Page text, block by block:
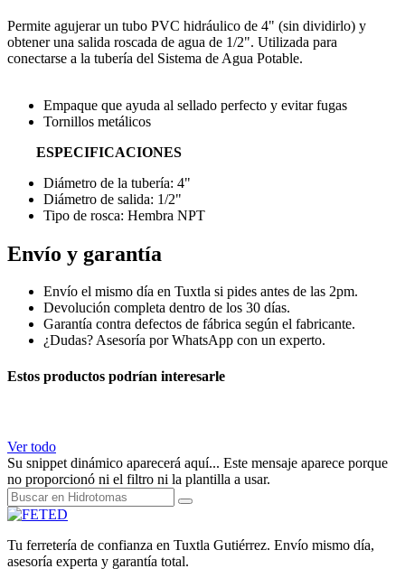
Permite agujerar un tubo PVC hidráulico de 4" (sin dividirlo) y
obtener una salida roscada de agua de 1/2". Utilizada para
conectarse a la tubería del Sistema de Agua Potable.
Empaque que ayuda al sellado perfecto y evitar fugas
Tornillos metálicos
ESPECIFICACIONES
Diámetro de la tubería: 4"
Diámetro de salida: 1/2"
Tipo de rosca: Hembra NPT
Envío y garantía
Envío el mismo día en Tuxtla si pides antes de las 2pm.
Devolución completa dentro de los 30 días.
Garantía contra defectos de fábrica según el fabricante.
¿Dudas? Asesoría por WhatsApp con un experto.
Estos productos podrían interesarle
Ver todo
Su snippet dinámico aparecerá aquí... Este mensaje aparece porque
no proporcionó ni el filtro ni la plantilla a usar.
Tu ferretería de confianza en Tuxtla Gutiérrez. Envío mismo día,
asesoría experta y garantía total.